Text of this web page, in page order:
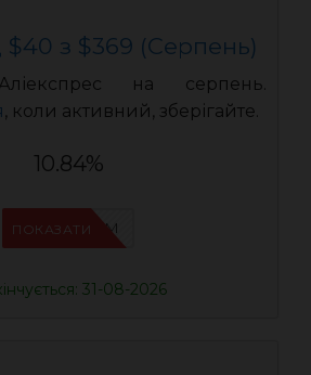
з $369 (Серпень)
на серпень.
, коли активний, зберігайте.
10.84%
IFP33WRM
ПОКАЗАТИ
31-08-2026